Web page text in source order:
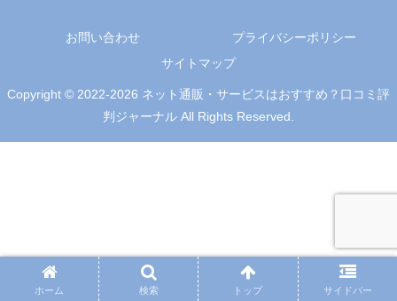
お問い合わせ
プライバシーポリシー
サイトマップ
Copyright © 2022-2026 ネット通販・サービスはおすすめ？口コミ評
判ジャーナル All Rights Reserved.
ホーム 検索 トップ サイドバー